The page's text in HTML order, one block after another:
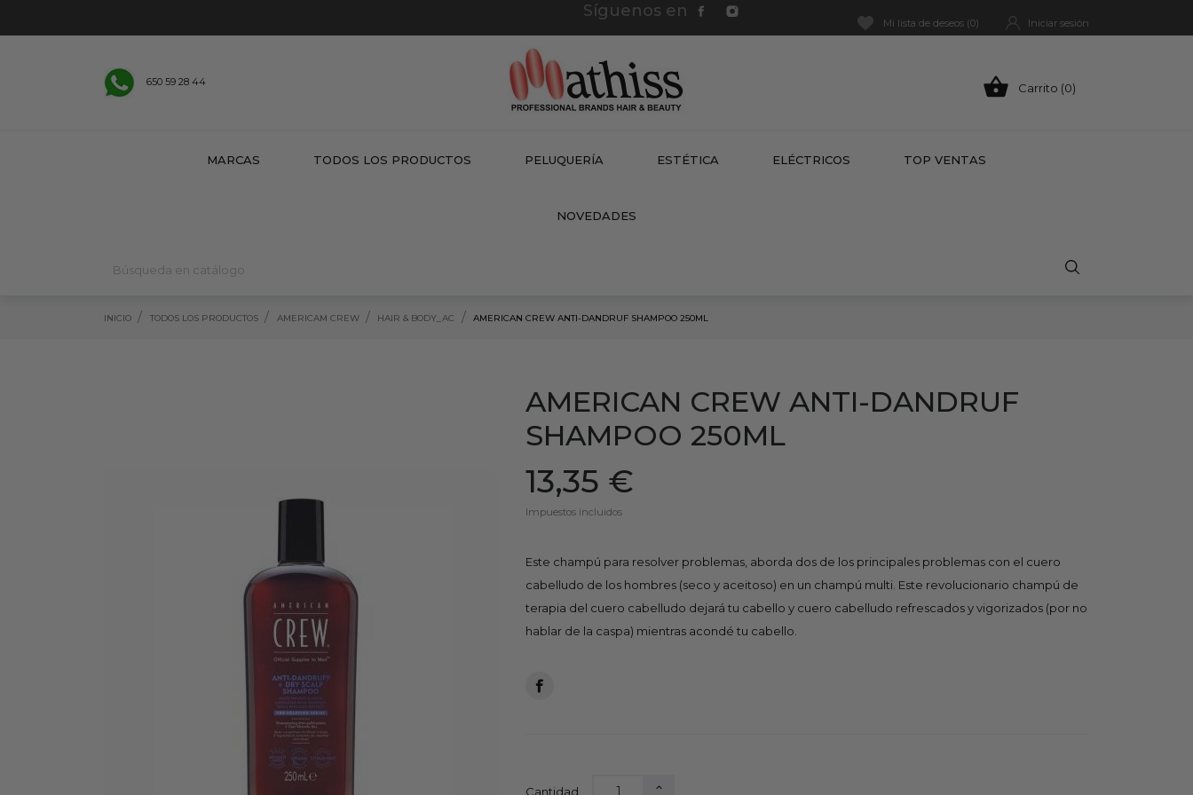
Síguenos en
Mi lista de deseos (0) Iniciar sesión
650 59 28 44  Carrito (0)
MARCAS TODOS LOS PRODUCTOS PELUQUERÍA ESTÉTICA ELÉCTRICOS TOP VENTAS
NOVEDADES
INICIO TODOS LOS PRODUCTOS AMERICAM CREW HAIR & BODY_AC AMERICAN CREW ANTI-DANDRUF SHAMPOO 250ML
AMERICAN CREW ANTI-DANDRUF
SHAMPOO 250ML
13,35 €
Impuestos incluidos
Este champú para resolver problemas, aborda dos de los principales problemas con el cuero
cabelludo de los hombres (seco y aceitoso) en un champú multi. Este revolucionario champú de
terapia del cuero cabelludo dejará tu cabello y cuero cabelludo refrescados y vigorizados (por no
hablar de la caspa) mientras acondé tu cabello.
Cantidad